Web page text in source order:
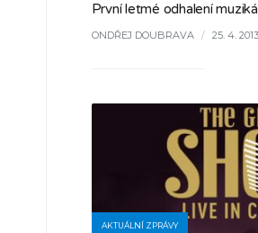
První letmé odhalení
ONDŘEJ DOUBRAVA / 25. 4. 2013
AKTUÁLNÍ ZPRÁVY